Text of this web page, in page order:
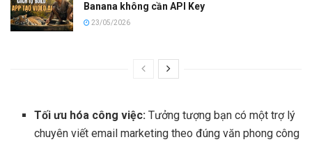
Banana không cần API Key
23/05/2026
Tối ưu hóa công việc: Tưởng tượng bạn có một trợ lý
chuyên viết email marketing theo đúng văn phong công